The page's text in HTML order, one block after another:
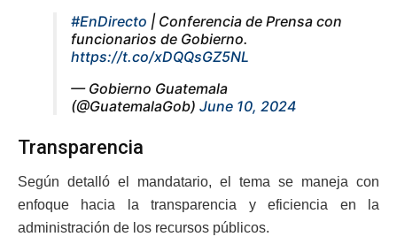
#EnDirecto | Conferencia de Prensa con
funcionarios de Gobierno.
https://t.co/xDQQsGZ5NL
— Gobierno Guatemala
(@GuatemalaGob) June 10, 2024
Transparencia
Según detalló el mandatario, el tema se maneja con
enfoque hacia la transparencia y eficiencia en la
administración de los recursos públicos.